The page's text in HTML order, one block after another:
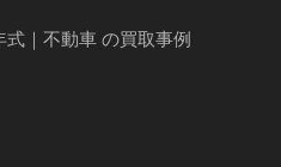
｜不動車 の買取事例